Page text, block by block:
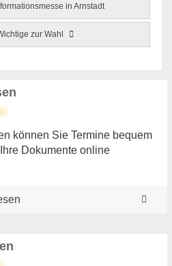
in Arnstadt
zur Wahl
können Sie Termine bequem
Dokumente online